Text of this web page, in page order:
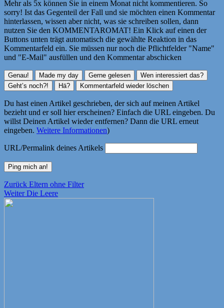
Mehr als 5x können Sie in einem Monat nicht kommentieren. So
sorry! Ist das Gegenteil der Fall und sie möchten einen Kommentar
hinterlassen, wissen aber nicht, was sie schreiben sollen, dann
nutzen Sie den KOMMENTAROMAT! Ein Klick auf einen der
Buttons unten trägt automatisch die gewählte Reaktion in das
Kommentarfeld ein. Sie müssen nur noch die Pflichtfelder "Name"
und "E-Mail" ausfüllen und den Kommentar abschicken
Du hast einen Artikel geschrieben, der sich auf meinen Artikel
bezieht und er soll hier erscheinen? Einfach die URL eingeben. Du
willst Deinen Artikel wieder entfernen? Dann die URL erneut
eingeben. Weitere Informationen)
URL/Permalink deines Artikels
Beitragsnavigation
Zurück Vorheriger
Beitrag:
Eltern ohne Filter
Weiter Nächster
Die Leere